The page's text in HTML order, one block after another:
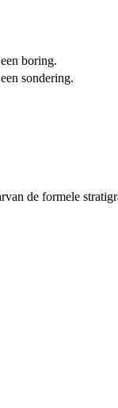
boring.
sondering.
de formele